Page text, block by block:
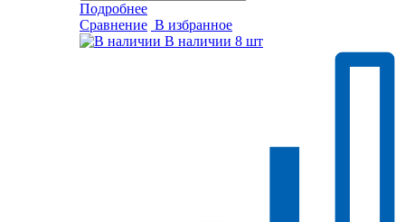
Подробнее
Сравнение В избранное
В наличии 8 шт